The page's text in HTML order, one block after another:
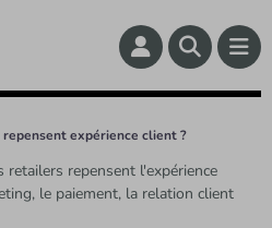
expérience client ?
repensent l'expérience
le paiement, la relation client